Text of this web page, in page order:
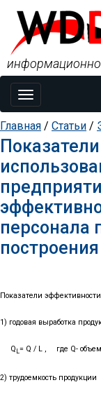
Toggle
navigation
Главная / Статьи /
персонала
Показатели
1) годовая выработка
Q L= Q / L , где Q-
2) трудоемкость продукции